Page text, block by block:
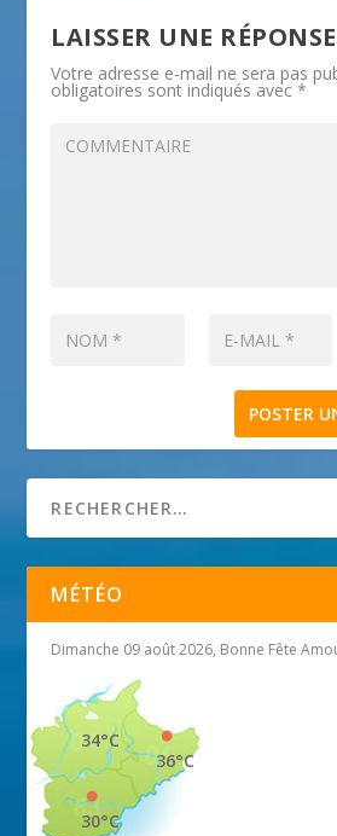
LAISSER UNE RÉPONSE
Votre adresse e-mail ne sera pas
obligatoires sont indiqués avec*
MÉTÉO
Dimanche 09 août 2026, Bonne Fête
36°C
34°C
30°C